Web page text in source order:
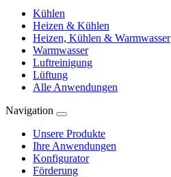
Kühlen
Heizen & Kühlen
Heizen, Kühlen & Warmwasser
Warmwasser
Luftreinigung
Lüftung
Alle Anwendungen
Navigation
Unsere Produkte
Ihre Anwendungen
Konfigurator
Förderung